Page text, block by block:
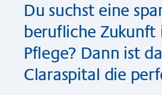
Du suchst eine
berufliche Zukunft
Pflege? Dann ist
Claraspital die